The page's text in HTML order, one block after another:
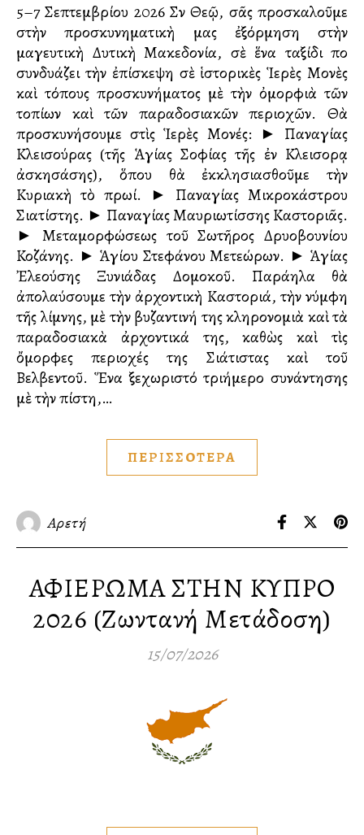
5–7 Σεπτεμβρίου 2026 Σὺν Θεῷ, σᾶς προσκαλοῦμε
στὴν προσκυνηματικὴ μας ἐξόρμηση στὴν
μαγευτικὴ Δυτικὴ Μακεδονία, σὲ ἕνα ταξίδι ποὺ
συνδυάζει τὴν ἐπίσκεψη σὲ ἱστορικὲς Ἱερὲς Μονὲς
καὶ τόπους προσκυνήματος μὲ τὴν ὀμορφιὰ τῶν
τοπίων καὶ τῶν παραδοσιακῶν περιοχῶν. Θὰ
προσκυνήσουμε στὶς Ἱερὲς Μονές: ► Παναγίας
Κλεισούρας (τῆς Ἁγίας Σοφίας τῆς ἐν Κλεισοὺρᾳ
ἀσκησάσης), ὅπου θὰ ἐκκλησιασθοῦμε τὴν
Κυριακὴ τὸ πρωί. ► Παναγίας Μικροκάστρου
Σιατίστης. ► Παναγίας Μαυριωτίσσης Καστοριᾶς.
► Μεταμορφώσεως τοῦ Σωτῆρος Δρυοβουνίου
Κοζάνης. ► Ἁγίου Στεφάνου Μετεώρων. ► Ἁγίας
Ἐλεούσης Ξυνιάδας Δομοκοῦ. Παράλληλα θὰ
ἀπολαύσουμε τὴν ἀρχοντικὴ Καστοριά, τὴν νύμφη
τῆς λίμνης, μὲ τὴν βυζαντινή της κληρονομιὰ καὶ τὰ
παραδοσιακὰ ἀρχοντικά της, καθὼς καὶ τὶς
ὄμορφες περιοχές της Σιάτιστας καὶ τοῦ
Βελβεντοῦ. Ἕνα ξεχωριστό τριήμερο συνάντησης
μὲ τὴν πίστη,…
ΠΕΡΙΣΣΟΤΕΡΑ
Αρετή
ΑΦΙΕΡΩΜΑ ΣΤΗΝ ΚΥΠΡΟ
2026 (Ζωντανή Μετάδοση)
15/07/2026